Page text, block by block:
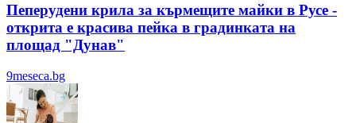
Пеперудени крила за кърмещите майки в Русе -
открита е красива пейка в градинката на
площад "Дунав"
9meseca.bg